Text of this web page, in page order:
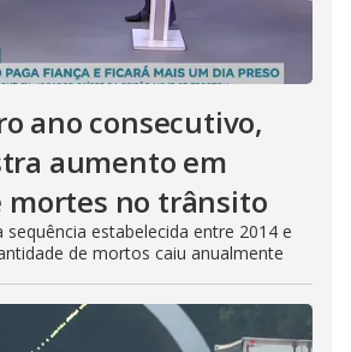
ano consecutivo,
aumento em
mortes no trânsito
sequência estabelecida entre 2014 e
de mortos caiu anualmente